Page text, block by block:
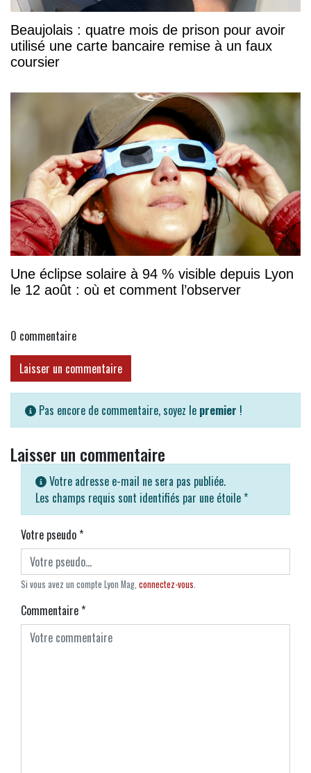
Beaujolais : quatre mois de prison pour avoir
utilisé une carte bancaire remise à un faux
coursier
Une éclipse solaire à 94 % visible depuis Lyon
le 12 août : où et comment l’observer
0 commentaire
Laisser un commentaire
Pas encore de commentaire, soyez le premier !
Laisser un commentaire
Votre adresse e-mail ne sera pas publiée.
Les champs requis sont identifiés par une étoile *
Votre pseudo*
Si vous avez un compte Lyon Mag, connectez-vous
Commentaire*